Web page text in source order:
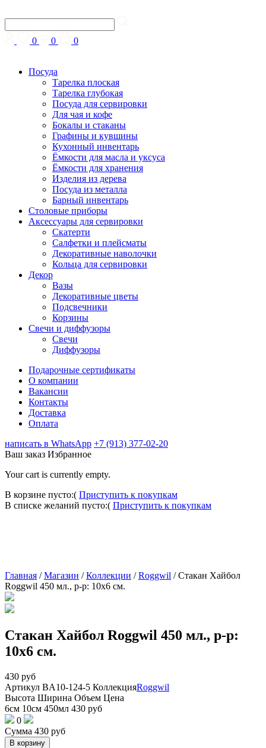
0 0 0
Посуда
Тарелка плоская
Тарелка глубокая
Посуда для сервировки
Для чая и кофе
Бокалы и стаканы
Графины и кувшины
Кухонный инвентарь
Ёмкости для масла и уксуса
Ёмкости для хранения
Изделия из дерева
Посуда из металла
Барный инвентарь
Столовые приборы
Аксессуары для сервировки
Скатерти
Cалфетки и плейсматы
Декоративные наволочки
Кольца для сервировки
Декор
Вазы
Декоративные цветы
Подсвечники
Корзины
Свечи и диффузоры
Свечи
Диффузоры
Подарочные сертификаты
О компании
Вакансии
Контакты
Доставка
Оплата
написать в WhatsApp +7 (913) 377-02-20
Ваш заказ Избранное
Your cart is currently empty.
В корзине пусто:( Приступить к покупкам
В списке желаний пусто:( Приступить к покупкам
Главная /Магазин /Коллекции /Roggwil /Стакан Хайбол
Roggwil 450 мл., р-р: 10х6 см.
Стакан Хайбол Roggwil 450 мл., р-р:
10х6 см.
430 руб
Артикул BA10-124-5 КоллекцияRoggwil
Высота Ширина Объем Цена
6см 10см 450мл 430 руб
0
Сумма 430 руб
В корзину